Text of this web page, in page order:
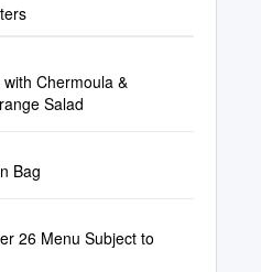
Chermoula &
Salad
Bag
26 Menu Subject to